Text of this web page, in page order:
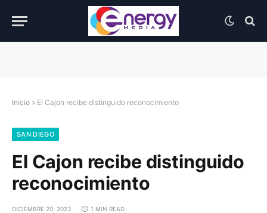
Inicio » El Cajon recibe distinguido reconocimiento
SAN DIEGO
El Cajon recibe distinguido
reconocimiento
DICIEMBRE 20, 2023 1 MIN READ